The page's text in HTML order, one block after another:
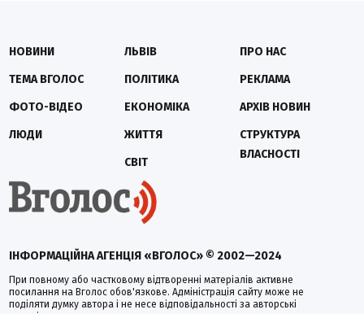
ІНФОРМАЦІЙНА АГЕНЦІЯ «ВГОЛОС» © 2002—2024
При повному або частковому відтворенні матеріалів активне
посилання на Вголос обов'язкове. Адміністрація сайту може не
поділяти думку автора і не несе відповідальності за авторські
НОВИНИ
ТЕМА ВГОЛОС
ФОТО-ВІДЕО
ЛЮДИ
ЛЬВІВ
ПОЛІТИКА
ЕКОНОМІКА
ЖИТТЯ
СВІТ
ПРО НАС
РЕКЛАМА
АРХІВ НОВИН
СТРУКТУРА
ВЛАСНОСТІ